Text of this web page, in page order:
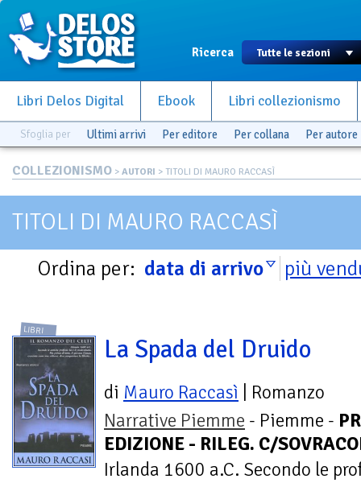
Ricerca
Libri Delos Digital Ebook Libri collezionismo
Sfoglia per Ultimi arrivi Per editore Per collana Per autore
COLLEZIONISMO > AUTORI > TITOLI DI MAURO RACCASÌ
TITOLI DI MAURO RACCASÌ
Ordina per: data di arrivo più
LIBRI
La Spada del Druido
di Mauro Raccasì | Romanzo
Narrative Piemme - Piemme -
EDIZIONE - RILEG. C/
Irlanda 1600 a.C. Secondo le